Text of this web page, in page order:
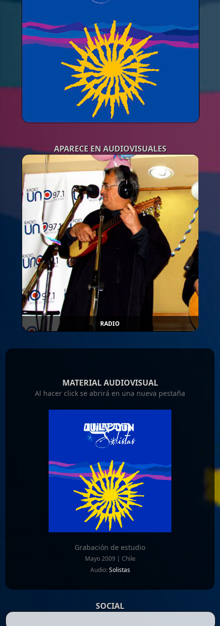
APARECE EN AUDIOVISUALES
RADIO
MATERIAL AUDIOVISUAL
Al hacer click se abrirá en una nueva pestaña
Grabación de estudio
Mayo 2009 | Chile
Audio:Solistas
SOCIAL